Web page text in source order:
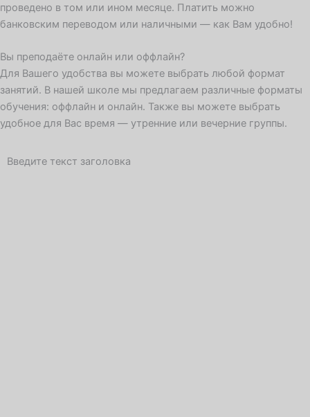
проведено в том или ином месяце. Платить можно
банковским переводом или наличными — как Вам удобно!
Вы преподаёте онлайн или оффлайн?
Для Вашего удобства вы можете выбрать любой формат
занятий. В нашей школе мы предлагаем различные форматы
обучения: оффлайн и онлайн. Также вы можете выбрать
удобное для Вас время — утренние или вечерние группы.
Введите текст заголовка